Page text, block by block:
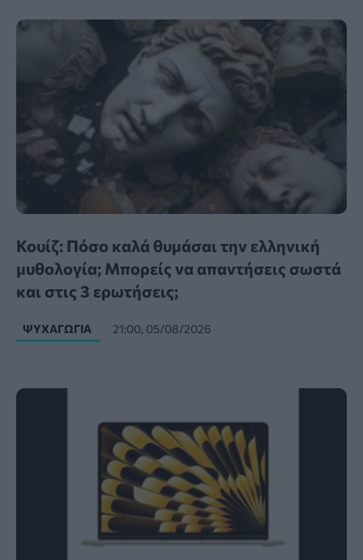
Κουίζ: Πόσο καλά θυμάσαι την ελληνική
μυθολογία; Μπορείς να απαντήσεις σωστά
και στις 3 ερωτήσεις;
ΨΥΧΑΓΩΓΊΑ 21:00, 05/08/2026